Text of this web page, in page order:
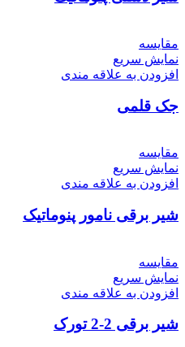
مقايسه
نمایش سریع
افزودن به علاقه مندی
جک قلمی
مقايسه
نمایش سریع
افزودن به علاقه مندی
شیر برقی نامور پنوماتیک
مقايسه
نمایش سریع
افزودن به علاقه مندی
شیر برقی 2-2 تورک